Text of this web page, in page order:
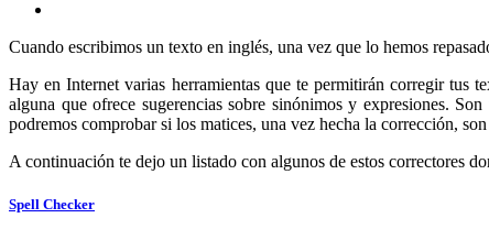
Cuando escribimos un texto en inglés, una vez que lo hemos
Hay en Internet varias herramientas que te permitirán corregir tus
alguna que ofrece sugerencias sobre sinónimos y expresiones.
podremos comprobar si los matices, una vez hecha la corrección,
A continuación te dejo un listado con algunos de estos correctores
Spell Checker